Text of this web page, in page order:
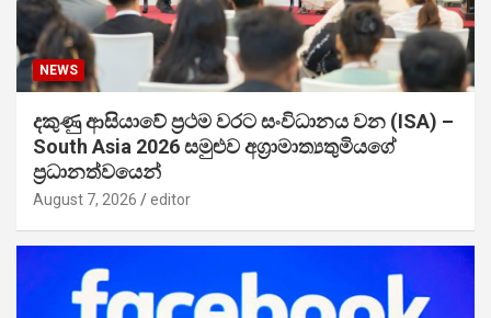
NEWS
දකුණු ආසියාවේ ප්‍රථම වරට සංවිධානය වන (ISA) –
South Asia 2026 සමුළුව අග්‍රාමාත්‍යතුමියගේ
ප්‍රධානත්වයෙන්
August 7, 2026 editor